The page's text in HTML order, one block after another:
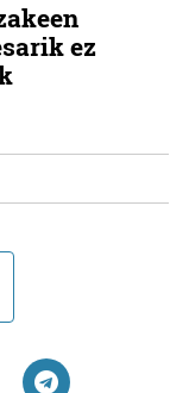
ez